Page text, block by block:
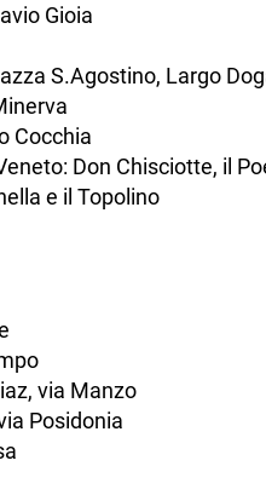
Gioia
S.Agostino, Largo
Cocchia
Don Chisciotte, il
e il Topolino
via Manzo
Posidonia